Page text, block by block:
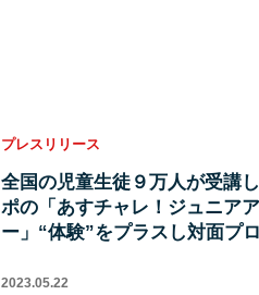
プレスリリース
全国の児童生徒９万人が受講
ポの「あすチャレ！ジュニア
ー」“体験”をプラスし対面プ
2023.05.22